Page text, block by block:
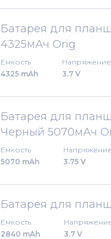
Батарея для
4325мАч Orig
Емкость
4325 mAh
Напряжение
3.7 V
Батарея для
Черный 5070мАч
Емкость
5070 mAh
Напряжение
3.75 V
Батарея для
Емкость
2840 mAh
3.7 V